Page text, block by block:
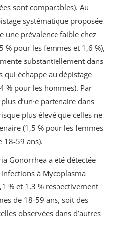
sont comparables). Au
systématique proposée
une prévalence faible chez
% pour les femmes et 1,6 %),
substantiellement dans
qui échappe au dépistage
% pour les hommes). Par
d’un·e partenaire dans
plus élevé que celles ne
(1,5 % pour les femmes
18-59 ans).
Gonorrhea a été détectée
à Mycoplasma
% et 1,3 % respectivement
de 18-59 ans, soit des
observées dans d’autres